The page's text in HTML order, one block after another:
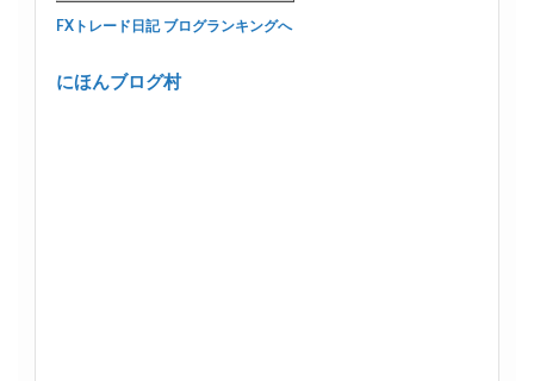
FXトレード日記 ブログランキングへ
にほんブログ村